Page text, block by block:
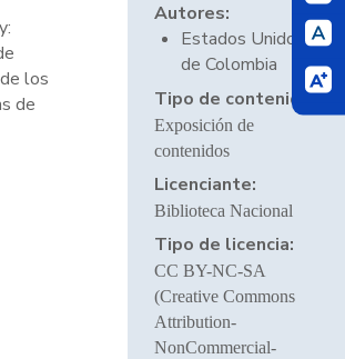
los
de
Autores:
Estados Unidos
de Colombia
Tipo de contenido:
Exposición de
contenidos
Licenciante:
Biblioteca Nacional
Tipo de licencia:
CC BY-NC-SA
(Creative Commons
Attribution-
NonCommercial-